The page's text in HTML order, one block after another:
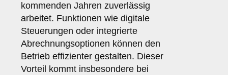
kommenden Jahren zuverlässig
arbeitet. Funktionen wie digitale
Steuerungen oder integrierte
Abrechnungsoptionen können den
Betrieb effizienter gestalten. Dieser
Vorteil kommt insbesondere bei